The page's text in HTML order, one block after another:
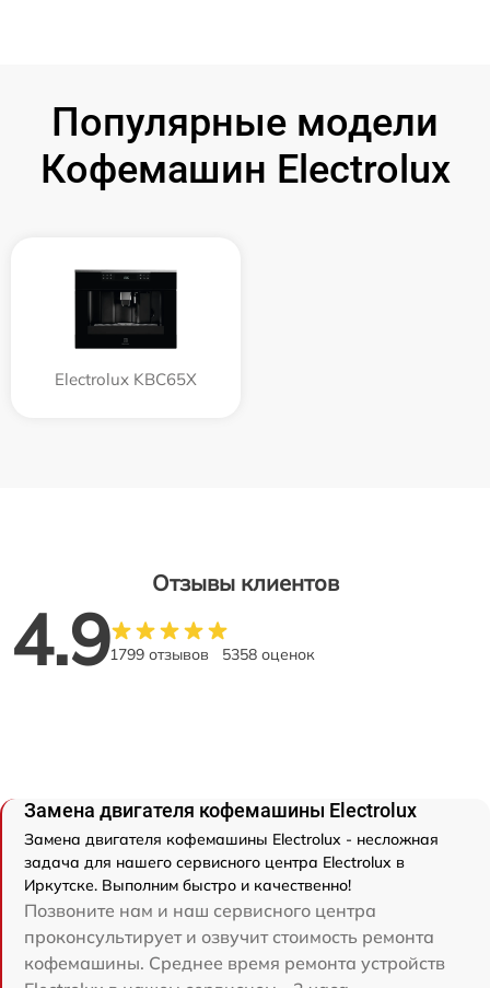
Популярные модели
Кофемашин Electrolux
Electrolux KBC65X
Отзывы клиентов
4.91799 отзывов 5358 оценок
Замена двигателя кофемашины Electrolux
Замена двигателя кофемашины Electrolux - несложная
задача для нашего сервисного центра Electrolux в
Иркутске. Выполним быстро и качественно!
Позвоните нам и наш сервисного центра
проконсультирует и озвучит стоимость ремонта
кофемашины. Среднее время ремонта устройств